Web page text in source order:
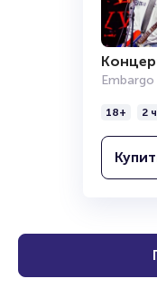
Embargo
18+ 2